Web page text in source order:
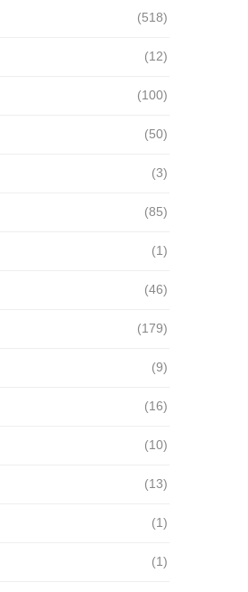
(518)
(12)
(100)
(50)
(3)
(85)
(1)
(46)
(179)
(9)
(16)
(10)
(13)
(1)
(1)